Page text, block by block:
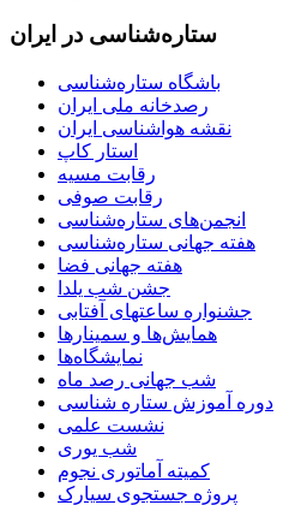
ستاره‌شناسی در ایران
باشگاه ستاره‌شناسی
رصدخانه ملی ایران
نقشه هواشناسی ایران
استار کاپ
رقابت مسیه
رقابت صوفی
انجمن‌های ستاره‌شناسی
هفته جهانی ستاره‌شناسی
هفته جهانی فضا
جشن شب یلدا
جشنواره ساعتهای آفتابی
همایش‌ها و سمینارها
نمایشگاه‌ها
شب جهانی رصد ماه
دوره آموزش ستاره شناسی
نشست علمی
شب یوری
کمیته آماتوری نجوم
پروژه جستجوی سیارک